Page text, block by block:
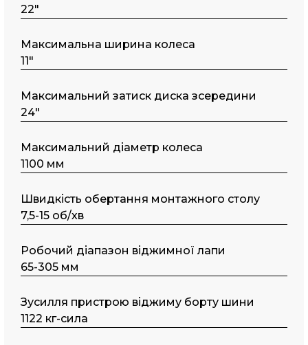
22"
Максимальна ширина колеса
11"
Maкcимaльний затиск диска зсередини
24"
Максимальний діаметр колеса
1100 мм
Швидкість обертання монтажного столу
7,5-15 об/хв
Робочий діапазон віджимної лапи
65-305 мм
Зусилля пристрою віджиму борту шини
1122 кг-сила